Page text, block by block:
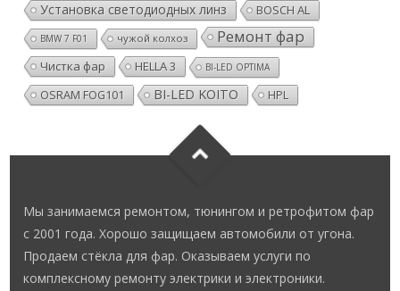
Установка светодиодных линз BOSCH AL
BMW 7 F01 чужой колхоз Ремонт фар
Чистка фар HELLA 3 BI-LED OPTIMA
OSRAM FOG101 BI-LED KOITO HPL
Мы занимаемся ремонтом, тюнингом и ретрофитом фар
с 2001 года. Хорошо защищаем автомобили от угона.
Продаем стёкла для фар. Оказываем услуги по
комплексному ремонту электрики и электроники.